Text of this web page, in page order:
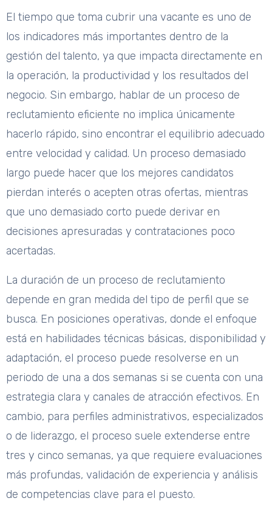
El tiempo que toma cubrir una vacante es uno de
los indicadores más importantes dentro de la
gestión del talento, ya que impacta directamente en
la operación, la productividad y los resultados del
negocio. Sin embargo, hablar de un proceso de
reclutamiento eficiente no implica únicamente
hacerlo rápido, sino encontrar el equilibrio adecuado
entre velocidad y calidad. Un proceso demasiado
largo puede hacer que los mejores candidatos
pierdan interés o acepten otras ofertas, mientras
que uno demasiado corto puede derivar en
decisiones apresuradas y contrataciones poco
acertadas.
La duración de un proceso de reclutamiento
depende en gran medida del tipo de perfil que se
busca. En posiciones operativas, donde el enfoque
está en habilidades técnicas básicas, disponibilidad y
adaptación, el proceso puede resolverse en un
periodo de una a dos semanas si se cuenta con una
estrategia clara y canales de atracción efectivos. En
cambio, para perfiles administrativos, especializados
o de liderazgo, el proceso suele extenderse entre
tres y cinco semanas, ya que requiere evaluaciones
más profundas, validación de experiencia y análisis
de competencias clave para el puesto.